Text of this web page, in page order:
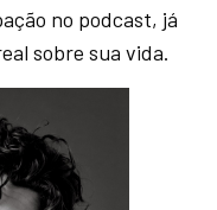
no podcast, já
sobre sua vida.